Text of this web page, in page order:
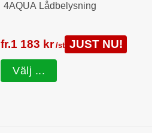
4AQUA Lådbelysning
fr.1 183 kr /st JUST NU!
Välj ...